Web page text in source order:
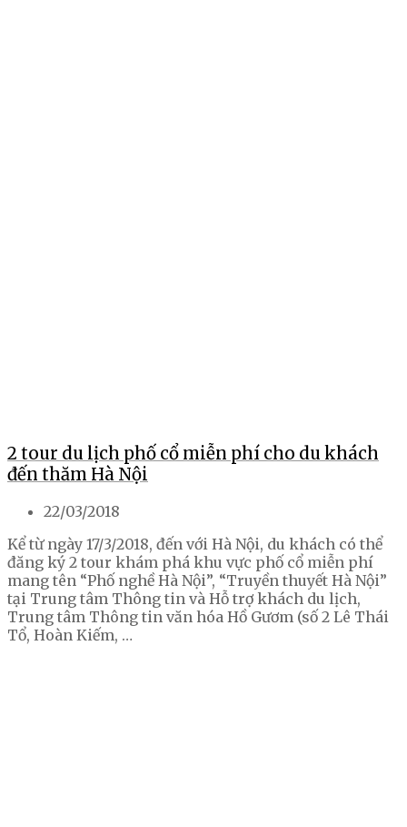
2 tour du lịch phố cổ miễn phí cho du khách
đến thăm Hà Nội
22/03/2018
Kể từ ngày 17/3/2018, đến với Hà Nội, du khách có thể
đăng ký 2 tour khám phá khu vực phố cổ miễn phí
mang tên “Phố nghề Hà Nội”, “Truyền thuyết Hà Nội”
tại Trung tâm Thông tin và Hỗ trợ khách du lịch,
Trung tâm Thông tin văn hóa Hồ Gươm (số 2 Lê Thái
Tổ, Hoàn Kiếm, …